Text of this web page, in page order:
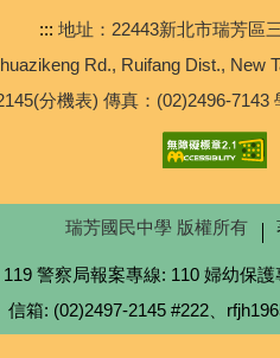
::: 地址：22443新北市瑞芳區
Rd., Ruifang Dist., New
分機表) 傳真：(02)2496-
瑞芳國民中學 版權所有
警察局報案專線: 110 婦幼保
箱: (02)2497-2145 #222、